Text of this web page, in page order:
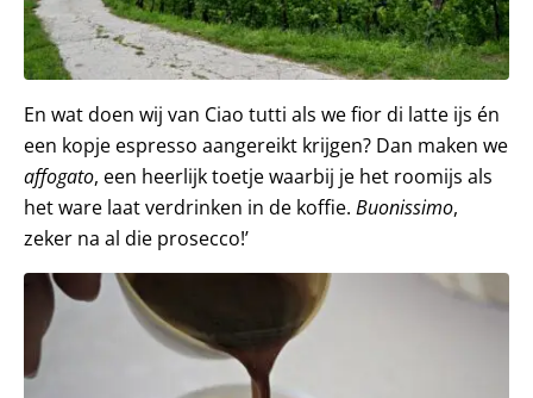
En wat doen wij van Ciao tutti als we fior di latte ijs én
een kopje espresso aangereikt krijgen? Dan maken we
affogato, een heerlijk toetje waarbij je het roomijs als
het ware laat verdrinken in de koffie. Buonissimo,
zeker na al die prosecco!’